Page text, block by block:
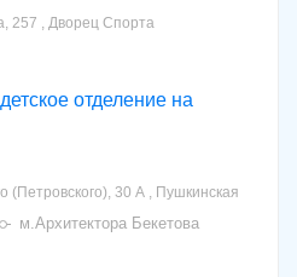
257 , Дворец Спорта
отделение на
(Петровского), 30 А , Пушкинская
м.Архитектора Бекетова